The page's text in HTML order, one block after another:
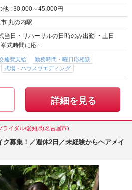
他 : 30,000～45,000円
丸の内駅
当日・リハーサルの日時のみ出勤 ・土日
式時間に応…
通費支給
勤務時間・曜日応相談
式場・ハウスウエディング
詳細を見る
ライダル/愛知県(名古屋市)
ク募集！／週休2日／未経験からヘアメイ